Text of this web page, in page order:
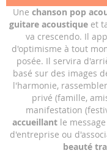
Une chanson pop
guitare acoustique et
va crescendo. Il
d'optimisme à tout
posée. Il servira
basé sur des images
l'harmonie,
privé (famille,
manifestation
accueillantle
d'entreprise ou
beauté